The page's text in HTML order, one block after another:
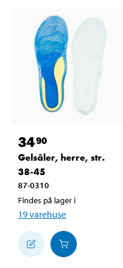
3490
Gelsåler, herre, str.
38-45
87-0310
Findes på lager i
19varehuse